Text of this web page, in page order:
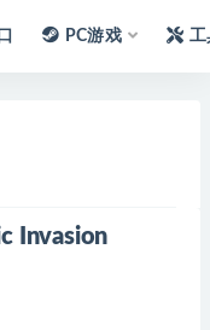
PC游戏
Invasion